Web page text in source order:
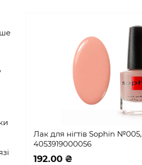
Лак для нігтів Sophin №005,
4053919000056
192.00 ₴